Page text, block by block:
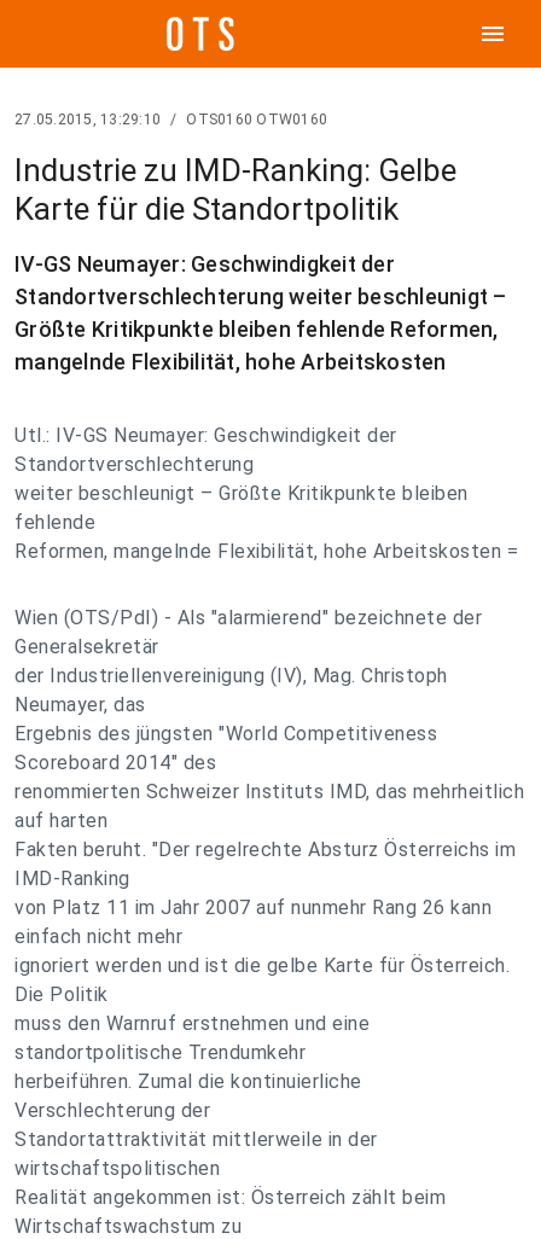
menu
27.05.2015, 13:29:10 / OTS0160 OTW0160
Industrie zu IMD-Ranking: Gelbe
Karte für die Standortpolitik
IV-GS Neumayer: Geschwindigkeit der
Standortverschlechterung weiter beschleunigt –
Größte Kritikpunkte bleiben fehlende Reformen,
mangelnde Flexibilität, hohe Arbeitskosten
Utl.: IV-GS Neumayer: Geschwindigkeit der
Standortverschlechterung
weiter beschleunigt – Größte Kritikpunkte bleiben
fehlende
Reformen, mangelnde Flexibilität, hohe Arbeitskosten =
Wien (OTS/PdI) - Als "alarmierend" bezeichnete der
Generalsekretär
der Industriellenvereinigung (IV), Mag. Christoph
Neumayer, das
Ergebnis des jüngsten "World Competitiveness
Scoreboard 2014" des
renommierten Schweizer Instituts IMD, das mehrheitlich
auf harten
Fakten beruht. "Der regelrechte Absturz Österreichs im
IMD-Ranking
von Platz 11 im Jahr 2007 auf nunmehr Rang 26 kann
einfach nicht mehr
ignoriert werden und ist die gelbe Karte für Österreich.
Die Politik
muss den Warnruf erstnehmen und eine
standortpolitische Trendumkehr
herbeiführen. Zumal die kontinuierliche
Verschlechterung der
Standortattraktivität mittlerweile in der
wirtschaftspolitischen
Realität angekommen ist: Österreich zählt beim
Wirtschaftswachstum zu